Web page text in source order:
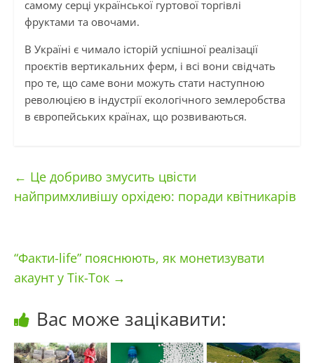
самому серці української гуртової торгівлі
фруктами та овочами.
В Україні є чимало історій успішної реалізації
проєктів вертикальних ферм, і всі вони свідчать
про те, що саме вони можуть стати наступною
революцією в індустрії екологічного землеробства
в європейських країнах, що розвиваються.
← Це добриво змусить цвісти
найпримхливішу орхідею: поради квітникарів
“Факти-life” пояснюють, як монетизувати
акаунт у Тік-Ток →
Вас може зацікавити: